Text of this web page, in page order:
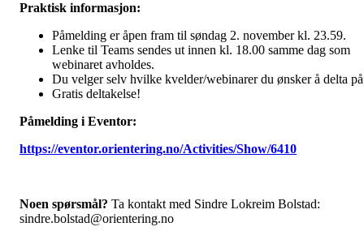
Praktisk informasjon:
Påmelding er åpen fram til søndag 2. november kl. 23.59.
Lenke til Teams sendes ut innen kl. 18.00 samme dag som
webinaret avholdes.
Du velger selv hvilke kvelder/webinarer du ønsker å delta
Gratis deltakelse!
Påmelding i Eventor:
https://eventor.orientering.no/Activities/Show/6410
Noen spørsmål? Ta kontakt med Sindre Lokreim Bolstad:
sindre.bolstad@orientering.no